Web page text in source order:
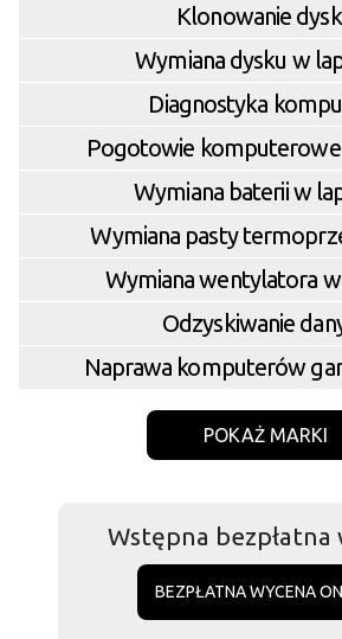
Klonowanie
Wymiana dysku w
Diagnostyka
Pogotowie komputerowe
Wymiana baterii w
Wymiana pasty
Wymiana wentylatora
Odzyskiwanie
Naprawa komputerów
POKAŻ MARKI
Wstępna bezpłatna
BEZPŁATNA WYCENA